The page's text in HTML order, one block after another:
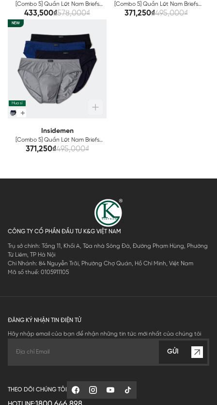
[Combo 5] Quần Lót Nam Briefs
Cotton Organic Aristino
ABF001EXP05
433,500₫578,000₫
[Combo 5] Quần Lót Nam Briefs
Insidemen IBF001EXP05
371,250₫495,000₫
NEW
Mua sỉ
Insidemen
[Combo 5] Quần Lót Nam Briefs
Insidemen IBF002EXP05
371,250₫495,000₫
CÔNG TY CỔ PHẦN ĐẦU TƯ K&G VIỆT NAM
Trụ sở chính: Tầng 11, Khối A, Tòa nhà Sông Đà, Đường Phạm Hùng, Phường
Từ Liêm, TP Hà Nội
Chi Nhánh: 84 Nguyễn Trãi, Phường Chợ Quán, Hồ Chí Minh, Việt Nam
Mã số thuế: 0105911105
ĐĂNG KÝ NHẬN TIN ĐIỆN TỬ
Hãy nhập email của bạn để nhận những tin tức mới nhất của chúng tôi
GỬI
THEO DÕI CHÚNG TÔI